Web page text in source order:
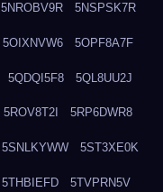
5NROBV9R 5NSPSK7R
5OIXNVW6 5OPF8A7F
5QDQI5F8 5QL8UU2J
5ROV8T2I 5RP6DWR8
5SNLKYWW 5ST3XE0K
5THBIEFD 5TVPRN5V